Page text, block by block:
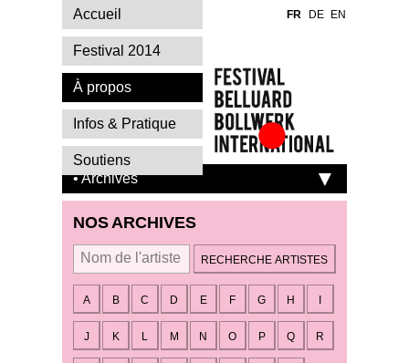
Festival Belluard
International
• Archives
NOS ARCHIVES
A B C D E F G H
J K L M N O P Q R
Accueil
Festival 2014
À propos
Infos & Pratique
Soutiens
FR DE EN